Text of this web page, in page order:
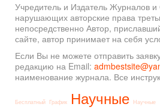
Учредитель и Издатель Журналов и
нарушающих авторские права
непосредственно Автор,
сайте, автор принимает на себя
Если Вы не можете отправить
редакцию на Email:
наименование журнала. Все
Бесплатный График Научные Научные